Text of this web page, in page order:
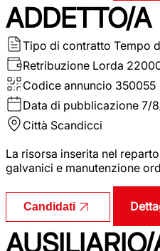
ADDETTO/A
Tipo di contratto Tempo
Retribuzione Lorda
Codice annuncio 350055
Data di pubblicazione 7/
Città Scandicci
La risorsa inserita nel
galvanici e manutenzione
Candidati